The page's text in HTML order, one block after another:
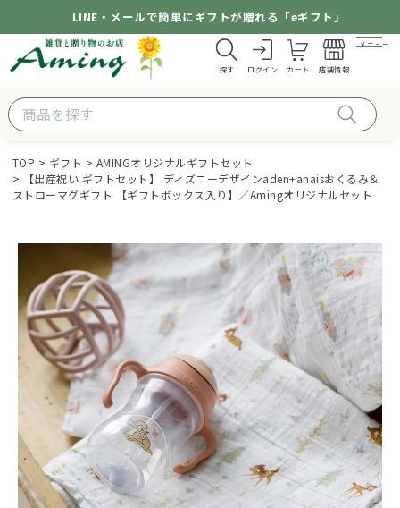
LINE・メールで簡単にギフトが贈れる「eギフト」
探す ログイン カート 店舗情報
メニュー
TOP ギフト
AMINGオリジナルギフトセット
【出産祝い ギフトセット】 ディズニーデザインaden+anaisおくるみ＆
ストローマグギフト 【ギフトボックス入り】／Amingオリジナルセット